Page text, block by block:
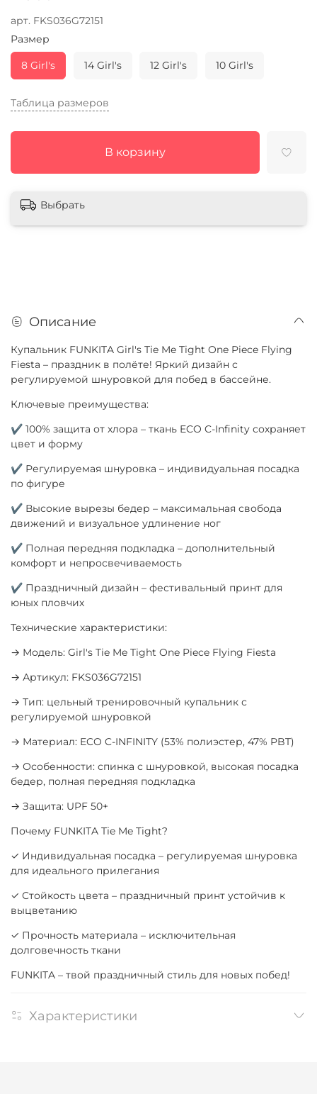
арт. FKS036G72151
Таблица размеров
В корзину
Размер
8 Girl's 14 Girl's 12 Girl's 10 Girl's
Выбрать
Описание
Купальник FUNKITA Girl's Tie Me Tight One Piece Flying
Fiesta – праздник в полёте! Яркий дизайн с
регулируемой шнуровкой для побед в бассейне.
Ключевые преимущества:
✔ 100% защита от хлора – ткань ECO C-Infinity сохраняет
цвет и форму
✔ Регулируемая шнуровка – индивидуальная посадка
по фигуре
✔ Высокие вырезы бедер – максимальная свобода
движений и визуальное удлинение ног
✔ Полная передняя подкладка – дополнительный
комфорт и непросвечиваемость
✔ Праздничный дизайн – фестивальный принт для
юных пловчих
Технические характеристики:
→ Модель: Girl's Tie Me Tight One Piece Flying Fiesta
→ Артикул: FKS036G72151
→ Тип: цельный тренировочный купальник с
регулируемой шнуровкой
→ Материал: ECO C-INFINITY (53% полиэстер, 47% PBT)
→ Особенности: спинка с шнуровкой, высокая посадка
бедер, полная передняя подкладка
→ Защита: UPF 50+
Почему FUNKITA Tie Me Tight?
✓ Индивидуальная посадка – регулируемая шнуровка
для идеального прилегания
✓ Стойкость цвета – праздничный принт устойчив к
выцветанию
✓ Прочность материала – исключительная
долговечность ткани
FUNKITA – твой праздничный стиль для новых побед!
Характеристики